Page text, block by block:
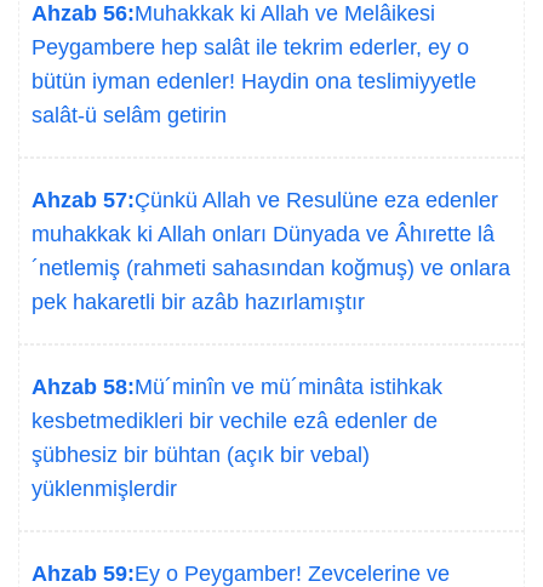
Ahzab 56:Muhakkak ki Allah ve Melâikesi
Peygambere hep salât ile tekrim ederler, ey o
bütün iyman edenler! Haydin ona teslimiyyetle
salât-ü selâm getirin
Ahzab 57:Çünkü Allah ve Resulüne eza edenler
muhakkak ki Allah onları Dünyada ve Âhırette lâ
´netlemiş (rahmeti sahasından koğmuş) ve onlara
pek hakaretli bir azâb hazırlamıştır
Ahzab 58:Mü´minîn ve mü´minâta istihkak
kesbetmedikleri bir vechile ezâ edenler de
şübhesiz bir bühtan (açık bir vebal)
yüklenmişlerdir
Ahzab 59:Ey o Peygamber! Zevcelerine ve